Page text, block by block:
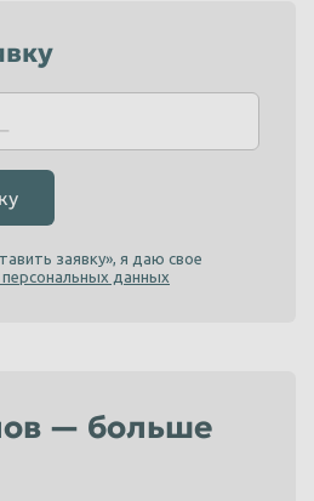
заявку», я даю свое
данных
— больше